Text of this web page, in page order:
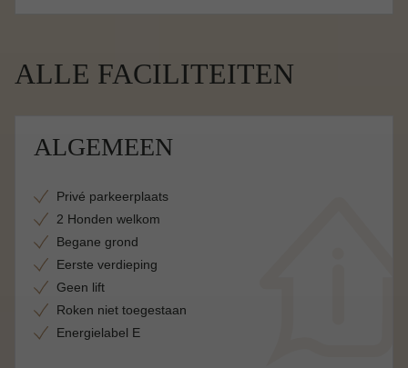
ALLE FACILITEITEN
ALGEMEEN
Privé parkeerplaats
2 Honden welkom
Begane grond
Eerste verdieping
Geen lift
Roken niet toegestaan
Energielabel E